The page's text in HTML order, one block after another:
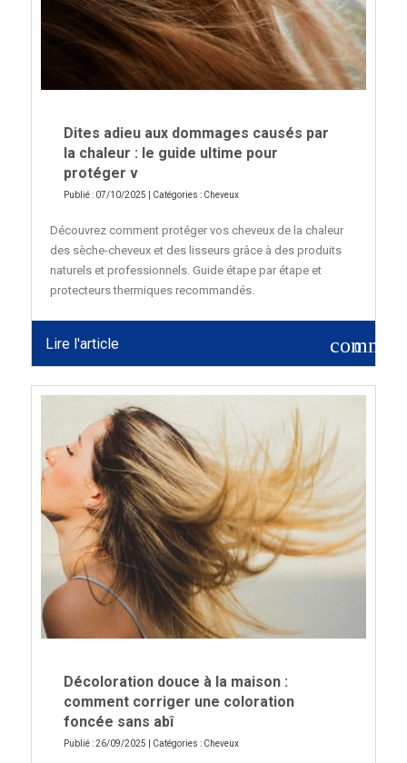
Dites adieu aux dommages causés par
la chaleur : le guide ultime pour
protéger v
Publié : 07/10/2025 | Catégories : Cheveux
Découvrez comment protéger vos cheveux de la chaleur
des sèche-cheveux et des lisseurs grâce à des produits
naturels et professionnels. Guide étape par étape et
protecteurs thermiques recommandés.
Lire l'article 0
Décoloration douce à la maison :
comment corriger une coloration
foncée sans abî
Publié : 26/09/2025 | Catégories : Cheveux